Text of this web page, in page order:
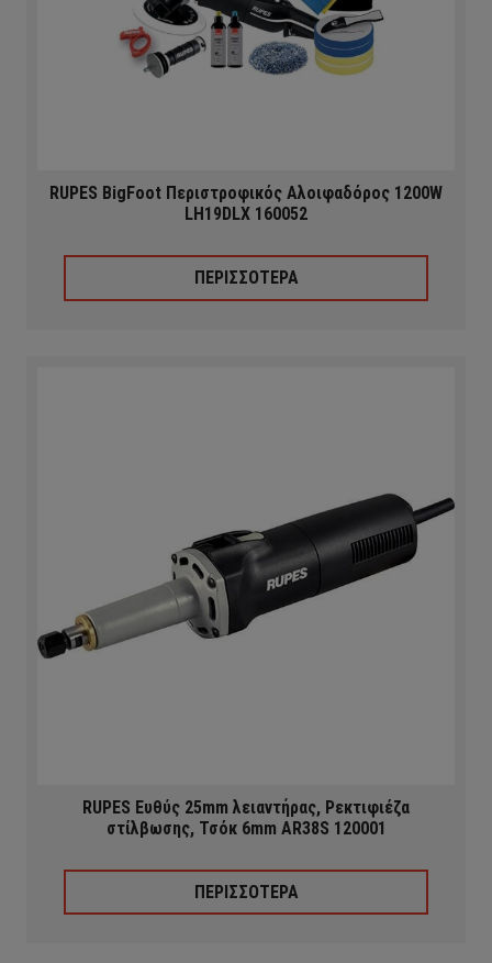
RUPES BigFoot Περιστροφικός Αλοιφαδόρος 1200W
LH19DLX 160052
ΠΕΡΙΣΣΟΤΕΡΑ
RUPES Ευθύς 25mm λειαντήρας, Ρεκτιφιέζα
στίλβωσης, Τσόκ 6mm AR38S 120001
ΠΕΡΙΣΣΟΤΕΡΑ